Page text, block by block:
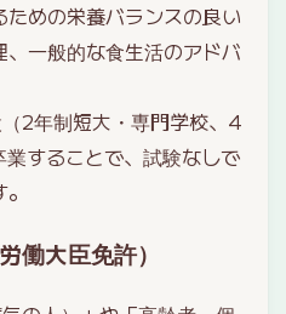
めの栄養バランスの良い
一般的な食生活のアドバ
2年制短大・専門学校、4
することで、試験なしで
働大臣免許）